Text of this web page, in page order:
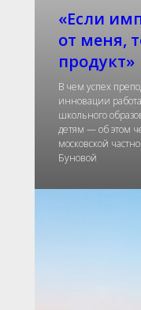
«Если
от меня,
продукт»
В чем успех
инновации
школьного
детям — об этом
московской
Буновой